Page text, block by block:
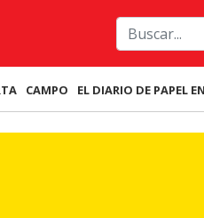
CAMPO EL DIARIO DE PAPEL